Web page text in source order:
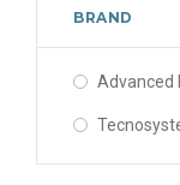
BRAND
Advanced